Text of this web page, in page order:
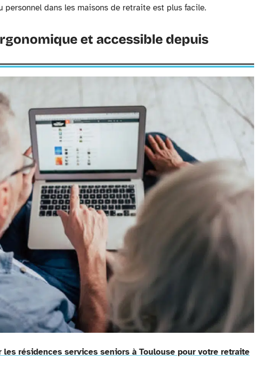
personnel dans les maisons de retraite est plus facile.
et accessible depuis
les résidences services seniors à Toulouse pour votre retraite